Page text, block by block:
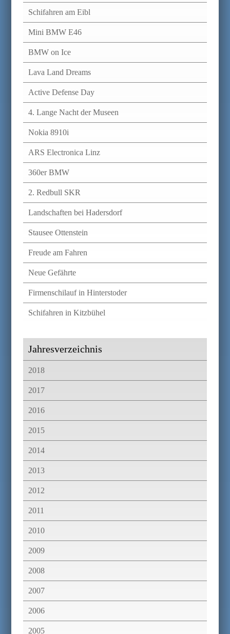
Jahresverzeichnis
2018
2017
2016
2015
2014
2013
2012
2011
2010
2009
2008
2007
2006
2005
Schifahren am Eibl
Mini BMW E46
BMW on Ice
Lava Land Dreams
Active Defense Day
4. Lange Nacht der Museen
Nokia 8910i
ARS Electronica Linz
360er BMW
2. Redbull SKR
Landschaften bei Hadersdorf
Stausee Ottenstein
Freude am Fahren
Neue Gefährte
Firmenschilauf in Hinterstoder
Schifahren in Kitzbühel